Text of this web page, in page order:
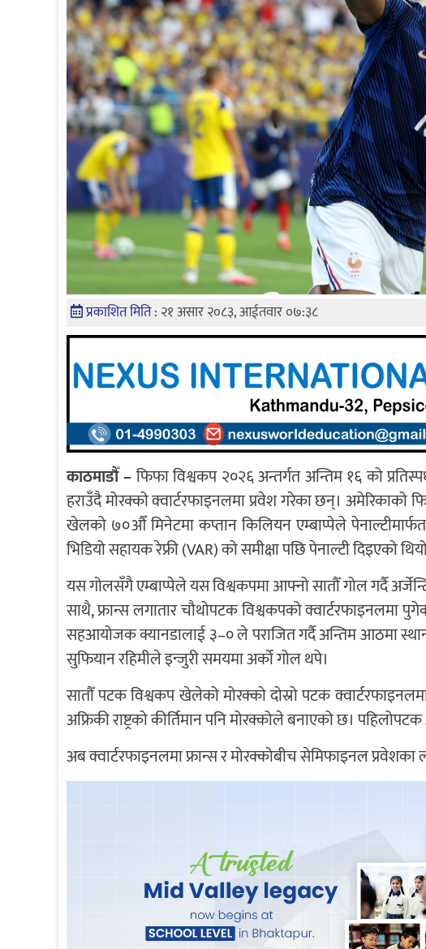
प्रकाशित मिति : २१ असार २०८३, आईतवार ०७:३८
काठमाडौँ –फिफा विश्वकप २०२६ अन्तर्गत अन्तिम १६ को
हराउँदै मोरक्को क्वार्टरफाइनलमा प्रवेश गरेका छन्। अमेरिकाको
खेलको ७०औँ मिनेटमा कप्तान किलियन एम्बाप्पेले
भिडियो सहायक रेफ्री (VAR) को समीक्षा पछि पेनाल्टी दिइएको
यस गोलसँगै एम्बाप्पेले यस विश्वकपमा आफ्नो सातौँ गोल गर्दै
साथै, फ्रान्स लगातार चौथोपटक विश्वकपको क्वार्टरफाइनलमा
सहआयोजक क्यानडालाई ३–० ले पराजित गर्दै अन्तिम आठमा
सुफियान रहिमीले इन्जुरी समयमा अर्को गोल थपे।
सातौँ पटक विश्वकप खेलेको मोरक्को दोस्रो पटक
अफ्रिकी राष्ट्रको कीर्तिमान पनि मोरक्कोले बनाएको छ।
अब क्वार्टरफाइनलमा फ्रान्स र मोरक्कोबीच सेमिफाइनल प्रवेशका